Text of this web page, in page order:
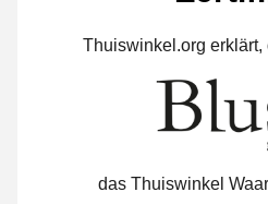
Thuiswinkel.org erklärt,
das Thuiswinkel